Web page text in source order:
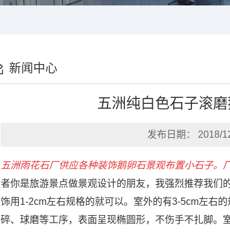
新闻中心
五洲纯白色石子滚
发布日期： 2018/
五洲雨花石厂供应各种装饰鹅卵石景观布置小石子。
者你是旅游景点做景观设计的朋友，我强烈推荐我们
饰用1-2cm左右规格的就可以。室外的有3-5cm左右
碎、球磨等工序，表面呈现椭圆形，不伤手不扎脚。